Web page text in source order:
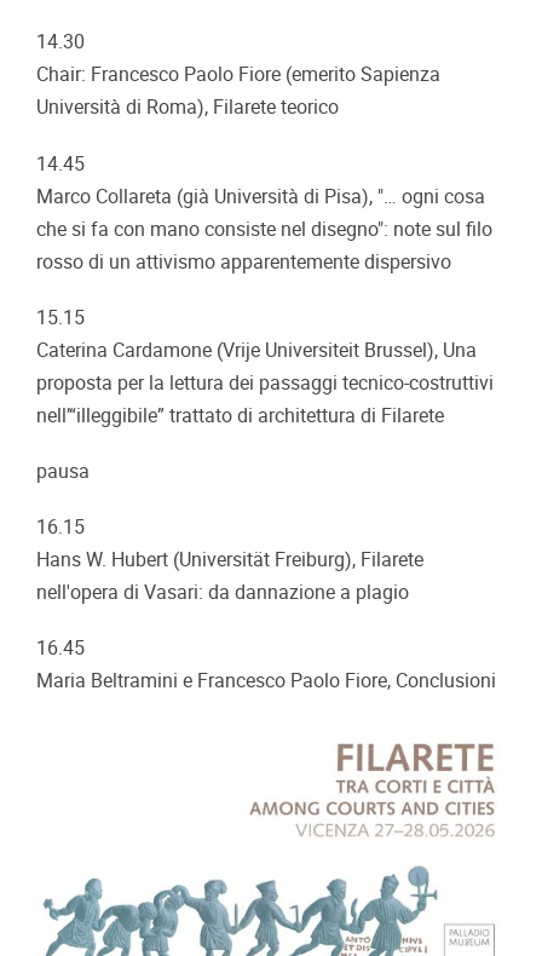
14.30
Chair: Francesco Paolo Fiore (emerito Sapienza
Università di Roma), Filarete teorico
14.45
Marco Collareta (già Università di Pisa), "… ogni cosa
che si fa con mano consiste nel disegno": note sul filo
rosso di un attivismo apparentemente dispersivo
15.15
Caterina Cardamone (Vrije Universiteit Brussel), Una
proposta per la lettura dei passaggi tecnico-costruttivi
nell’“illeggibile” trattato di architettura di Filarete
pausa
16.15
Hans W. Hubert (Universität Freiburg), Filarete
nell'opera di Vasari: da dannazione a plagio
16.45
Maria Beltramini e Francesco Paolo Fiore, Conclusioni